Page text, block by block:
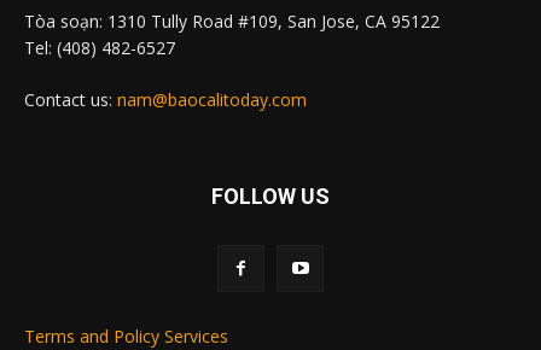
Tòa soạn: 1310 Tully Road #109, San Jose, CA 95122
Tel: (408) 482-6527
Contact us: nam@baocalitoday.com
FOLLOW US
Terms and Policy Services